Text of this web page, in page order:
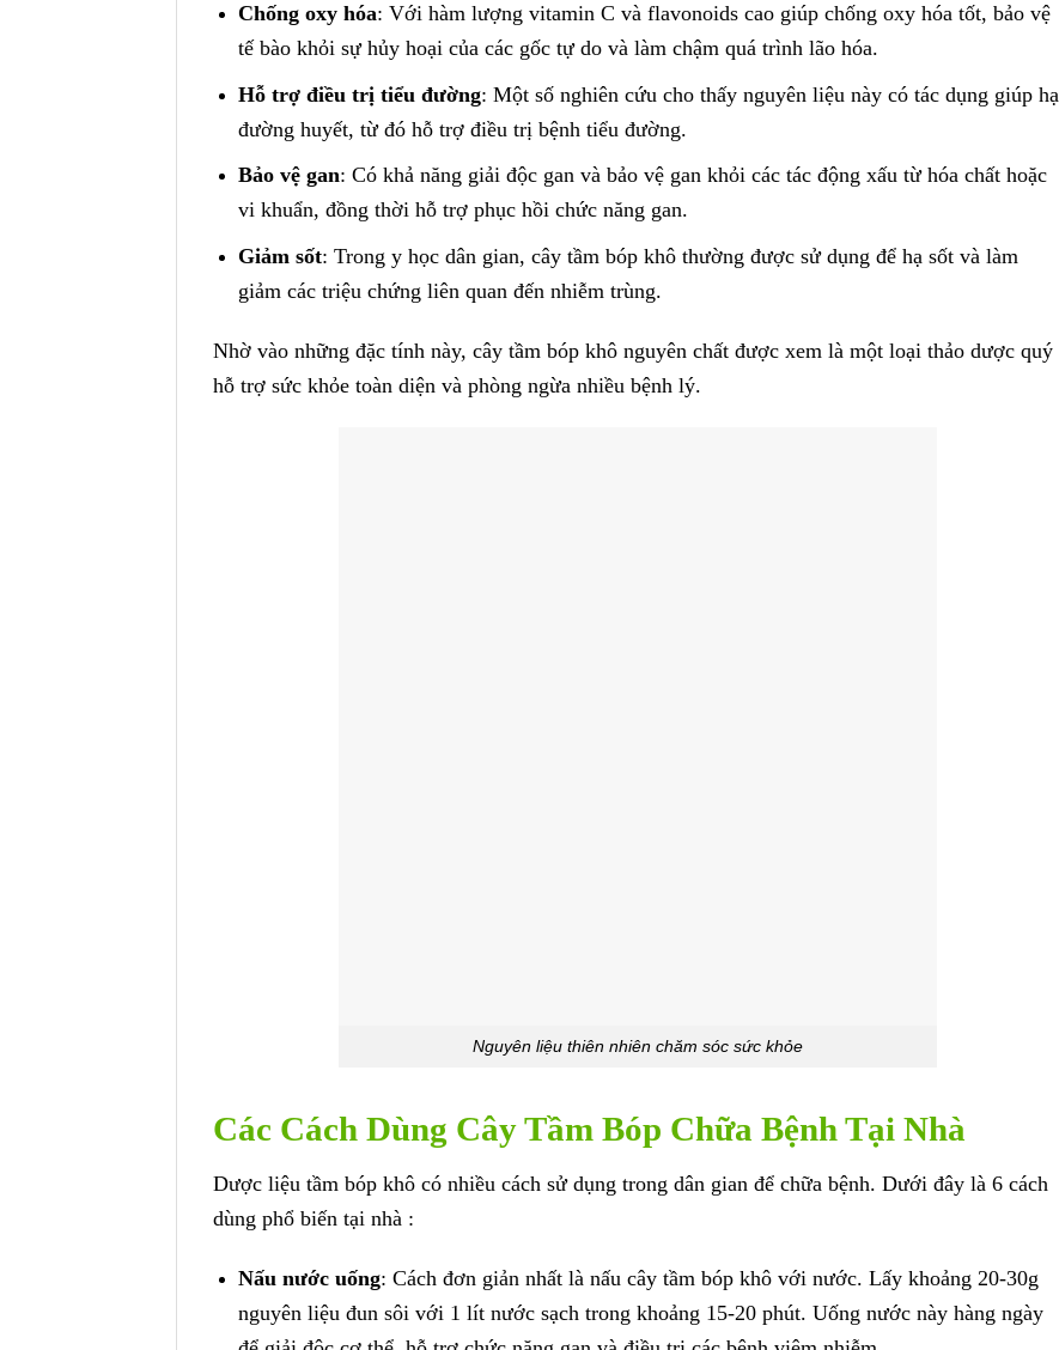
Chống oxy hóa: Với hàm lượng vitamin C và flavonoids cao giúp chống oxy hóa tốt, bảo vệ
tế bào khỏi sự hủy hoại của các gốc tự do và làm chậm quá trình lão hóa.
Hỗ trợ điều trị tiểu đường: Một số nghiên cứu cho thấy nguyên liệu này có tác dụng giúp hạ
đường huyết, từ đó hỗ trợ điều trị bệnh tiểu đường.
Bảo vệ gan: Có khả năng giải độc gan và bảo vệ gan khỏi các tác động xấu từ hóa chất hoặc
vi khuẩn, đồng thời hỗ trợ phục hồi chức năng gan.
Giảm sốt: Trong y học dân gian, cây tầm bóp khô thường được sử dụng để hạ sốt và làm
giảm các triệu chứng liên quan đến nhiễm trùng.
Nhờ vào những đặc tính này, cây tầm bóp khô nguyên chất được xem là một loại thảo dược quý
hỗ trợ sức khỏe toàn diện và phòng ngừa nhiều bệnh lý.
Nguyên liệu thiên nhiên chăm sóc sức khỏe
Các Cách Dùng Cây Tầm Bóp Chữa Bệnh Tại Nhà
Dược liệu tầm bóp khô có nhiều cách sử dụng trong dân gian để chữa bệnh. Dưới đây là 6 cách
dùng phổ biến tại nhà :
Nấu nước uống: Cách đơn giản nhất là nấu cây tầm bóp khô với nước. Lấy khoảng 20-30g
nguyên liệu đun sôi với 1 lít nước sạch trong khoảng 15-20 phút. Uống nước này hàng ngày